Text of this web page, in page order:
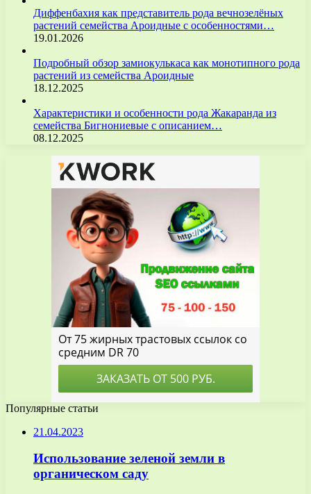
Диффенбахия как представитель рода вечнозелёных
растений семейства Ароидные с особенностями…
19.01.2026
Подробный обзор замиокулькаса как монотипного рода
растений из семейства Ароидные
18.12.2025
Характеристики и особенности рода Жакаранда из
семейства Бигнониевые с описанием…
08.12.2025
Популярные статьи
21.04.2023
Использование зеленой земли в
органическом саду